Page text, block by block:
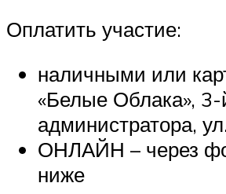
Оплатить участие:
наличными или
«Белые Облака», 3-
администратора,
ОНЛАЙН – через
ниже